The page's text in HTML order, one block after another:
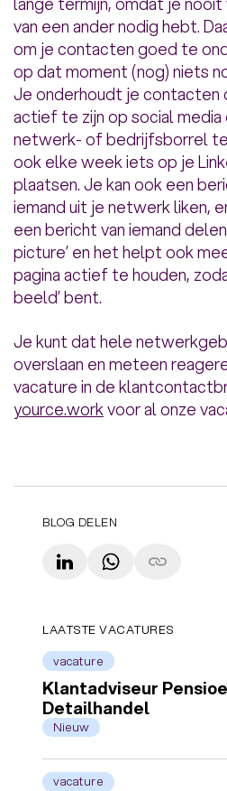
van een ander nodig hebt.
om je contacten goed te
op dat moment (nog) niets
Je onderhoudt je contacten
actief te zijn op social
netwerk- of bedrijfsborrel
ook elke week iets op je
plaatsen. Je kan ook een
iemand uit je netwerk liken,
een bericht van iemand
picture’ en het helpt ook
pagina actief te houden,
beeld’ bent.
Je kunt dat hele
overslaan en meteen
vacature in de
yource.workvoor al onze
BLOG DELEN
LinkedInWhatsAppCopy link
LAATSTE VACATURES
vacature
Klantadviseur
Detailhandel
Nieuw
vacature